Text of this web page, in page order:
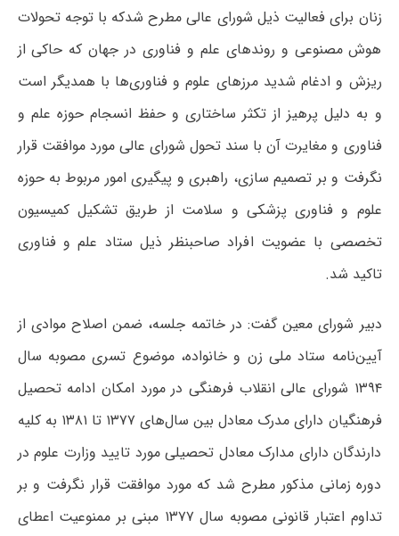
زنان برای فعالیت ذیل شورای عالی مطرح شدکه با توجه تحولات
هوش مصنوعی و روندهای علم و فناوری در جهان که حاکی از
ریزش و ادغام شدید مرزهای علوم و فناوری‌ها با همدیگر است
و به دلیل پرهیز از تکثر ساختاری و حفظ انسجام حوزه علم و
فناوری و مغایرت آن با سند تحول شورای عالی مورد موافقت قرار
نگرفت و بر تصمیم سازی، راهبری و پیگیری امور مربوط به حوزه
علوم و فناوری پزشکی و سلامت از طریق تشکیل کمیسیون
تخصصی با عضویت افراد صاحبنظر ذیل ستاد علم و فناوری
تاکید شد.
دبیر شورای معین گفت: در خاتمه جلسه، ضمن اصلاح موادی از
آیین‌نامه ستاد ملی زن و خانواده، موضوع تسری مصوبه سال
۱۳۹۴ شورای عالی انقلاب فرهنگی در مورد امکان ادامه تحصیل
فرهنگیان دارای مدرک معادل بین سال‌های ۱۳۷۷ تا ۱۳۸۱ به کلیه
دارندگان دارای مدارک معادل تحصیلی مورد تایید وزارت علوم در
دوره زمانی مذکور مطرح شد که مورد موافقت قرار نگرفت و بر
تداوم اعتبار قانونی مصوبه سال ۱۳۷۷ مبنی بر ممنوعیت اعطای